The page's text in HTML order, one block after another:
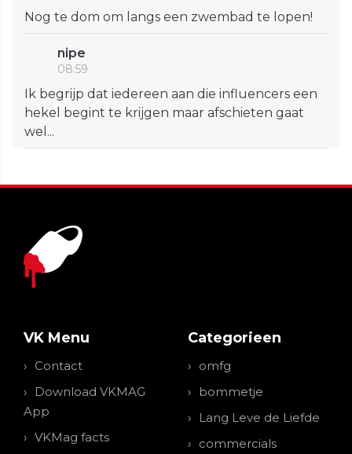
Nog te dom om langs een zwembad te lopen!
nipe
08:59
Ik begrijp dat iedereen aan die influencers een
hekel begint te krijgen maar afschieten gaat
wel...
VK Menu
Contact
Download VKMAG
App
VKMag facts
Categorieen
omfg
bommetje
Lang Leve de Liefde
commercials